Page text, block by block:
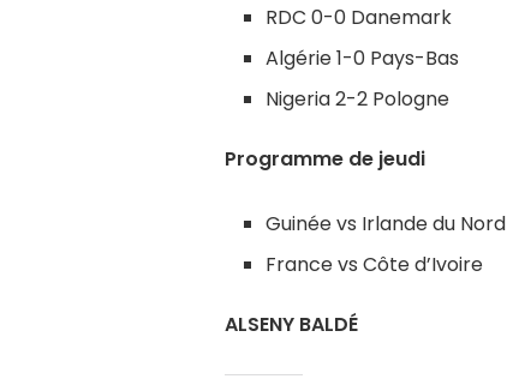
RDC 0-0 Danemark
Algérie 1-0 Pays-Bas
Nigeria 2-2 Pologne
Programme de jeudi
Guinée vs Irlande du Nord
France vs Côte d’Ivoire
ALSENY BALDÉ